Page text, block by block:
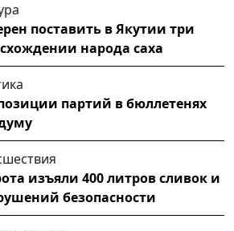
поставить в Якутии три
народа саха
партий в бюллетенях
изъяли 400 литров сливок и
безопасности